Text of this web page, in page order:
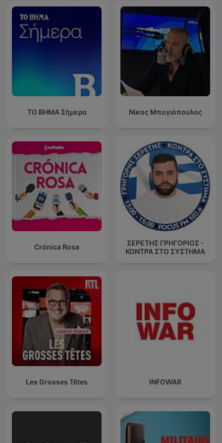
ΤΟ ΒΗΜΑ Σήμερα Νίκος Μπογιόπουλος
Crónica Rosa
ΣΕΡΕΤΗΣ ΓΡΗΓΟΡΙΟΣ -
ΚΟΝΤΡΑ ΣΤΟ ΣΥΣΤΗΜΑ
Les Grosses Têtes INFOWAR